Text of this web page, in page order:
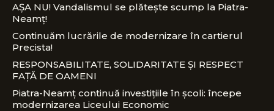
AȘA NU! Vandalismul se plătește scump la Piatra-
Neamț!
Continuăm lucrările de modernizare în cartierul
Precista!
RESPONSABILITATE, SOLIDARITATE ȘI RESPECT
FAȚĂ DE OAMENI
Piatra-Neamț continuă investițiile în școli: începe
modernizarea Liceului Economic